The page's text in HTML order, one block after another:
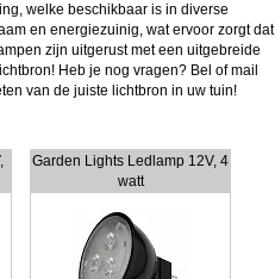
welke beschikbaar is in diverse
en energiezuinig, wat ervoor zorgt dat
zijn uitgerust met een uitgebreide
Heb je nog vragen? Bel of mail
van de juiste lichtbron in uw tuin!
Garden Lights Ledlamp 12V, 4
watt